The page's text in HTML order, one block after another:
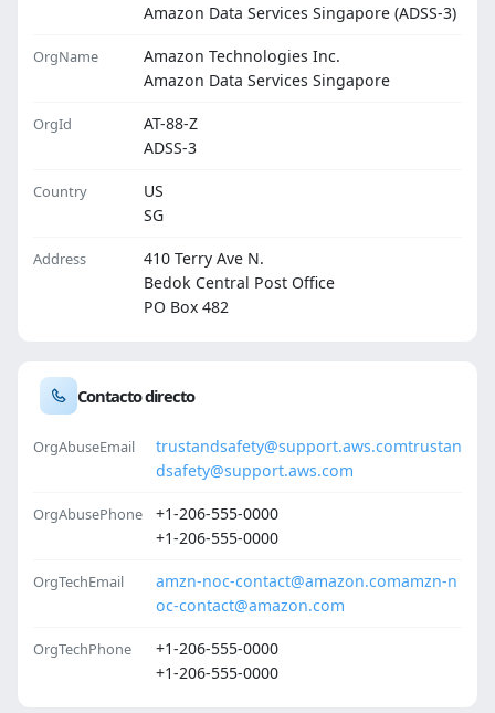
Amazon Data Services Singapore (ADSS-3)
OrgName
Amazon Technologies Inc.
Amazon Data Services Singapore
OrgId
AT-88-Z
ADSS-3
Country
US
SG
Address
410 Terry Ave N.
Bedok Central Post Office
PO Box 482
Contacto directo
OrgAbuseEmail trustandsafety@support.aws.comtrustan
dsafety@support.aws.com
OrgAbusePhone
+1-206-555-0000
+1-206-555-0000
OrgTechEmail amzn-noc-contact@amazon.comamzn-n
oc-contact@amazon.com
OrgTechPhone
+1-206-555-0000
+1-206-555-0000